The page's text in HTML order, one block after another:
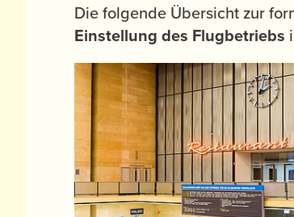
Die folgende Übersicht zur
Einstellung des Flugbetriebs